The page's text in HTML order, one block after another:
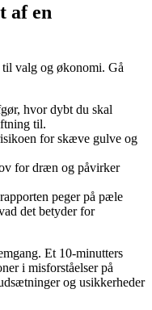
af en
valg og økonomi. Gå
hvor dybt du skal
til.
for skæve gulve og
for dræn og påvirker
peger på pæle
det betyder for
Et 10-minutters
i misforståelser på
og usikkerheder